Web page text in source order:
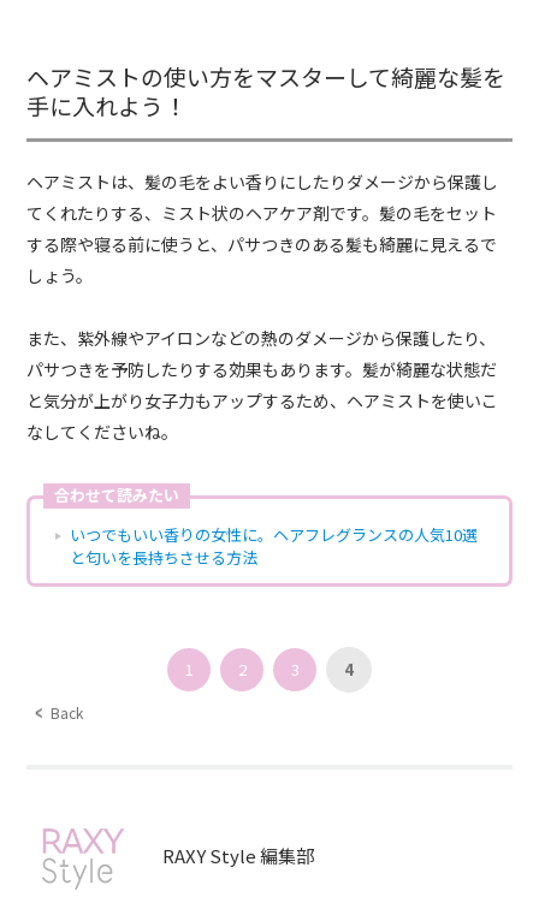
ヘアミストの使い方をマスターして綺麗な髪を
手に入れよう！
ヘアミストは、髪の毛をよい香りにしたりダメージから保護し
てくれたりする、ミスト状のヘアケア剤です。髪の毛をセット
する際や寝る前に使うと、パサつきのある髪も綺麗に見えるで
しょう。
また、紫外線やアイロンなどの熱のダメージから保護したり、
パサつきを予防したりする効果もあります。髪が綺麗な状態だ
と気分が上がり女子力もアップするため、ヘアミストを使いこ
なしてくださいね。
合わせて読みたい
いつでもいい香りの女性に。ヘアフレグランスの人気10選
と匂いを長持ちさせる方法
Back
1 2 3 4
RAXY Style 編集部